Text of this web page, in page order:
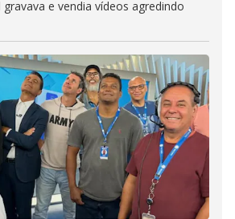
gravava e vendia vídeos agredindo